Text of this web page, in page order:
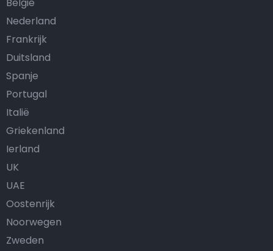
Nederland
Frankrijk
Duitsland
Spanje
Portugal
Italië
Griekenland
Ierland
UK
UAE
Oostenrijk
Noorwegen
Zweden